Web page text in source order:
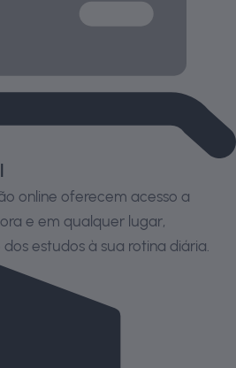
online oferecem acesso a
e em qualquer lugar,
estudos à sua rotina diária.